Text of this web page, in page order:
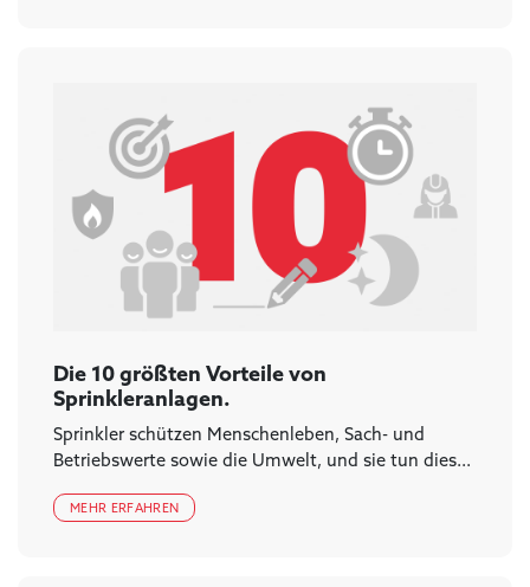
Die 10 größten Vorteile von
Sprinkleranlagen.
Sprinkler schützen Menschenleben, Sach- und
Betriebswerte sowie die Umwelt, und sie tun dies...
MEHR ERFAHREN